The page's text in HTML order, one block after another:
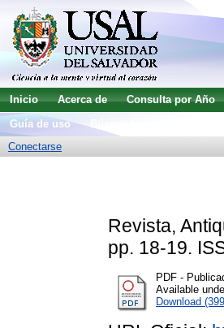
Inicio Acerca de Consulta por Año
Guía de uso
Conectarse
Revista,
pp. 18-19.
PDF -
Available
Download